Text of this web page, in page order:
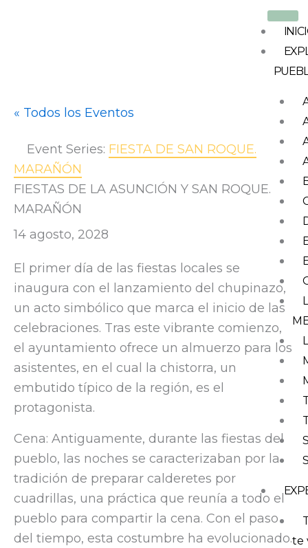
te
« Todos los Eventos
Event Series: FIESTA DE SAN ROQUE.
MARAÑÓN
FIESTAS DE LA ASUNCIÓN Y SAN ROQUE.
MARAÑÓN
14 agosto, 2028
El primer día de las fiestas locales se
inaugura con el lanzamiento del chupinazo,
un acto simbólico que marca el inicio de las
celebraciones. Tras este vibrante comienzo,
el ayuntamiento ofrece un almuerzo para los
asistentes, en el cual la chistorra, un
embutido típico de la región, es el
protagonista.
Cena: Antiguamente, durante las fiestas del
pueblo, las noches se caracterizaban por la
tradición de preparar calderetes por
cuadrillas, una práctica que reunía a todo el
pueblo para compartir la cena. Con el paso
del tiempo, esta costumbre ha evolucionado.